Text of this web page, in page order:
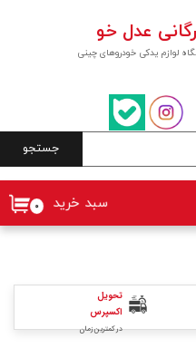
لوازم یدکی خودروهای چینی
عدل خو
جستجو
۰ سبد خرید
تحویل
اکسپرس
در کمترین زمان